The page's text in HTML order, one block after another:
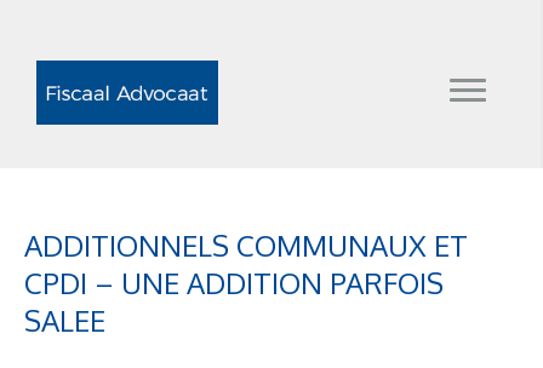
ADDITIONNELS COMMUNAUX ET
CPDI – UNE ADDITION PARFOIS
SALEE